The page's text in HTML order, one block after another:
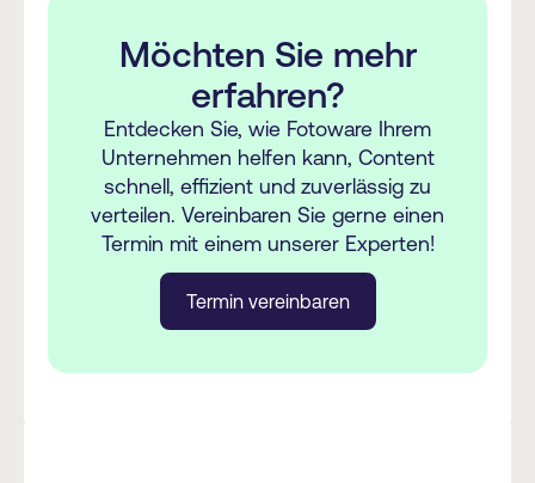
typischerweise bei Organisationen der
Fall, die über eine große Menge an
digitalen Assets verfügen, die mit
größerer Kontrolle und effizienter
Geschwindigkeit verwaltet werden
müssen und für eine große Anzahl von
Benutzern leichter zugänglich sein
sollen.
Kundenberichte lesen.
Möchten Sie mehr
erfahren?
Entdecken Sie, wie Fotoware Ihrem
Unternehmen helfen kann, Content
schnell, effizient und zuverlässig zu
verteilen. Vereinbaren Sie gerne einen
Termin mit einem unserer Experten!
Termin vereinbaren